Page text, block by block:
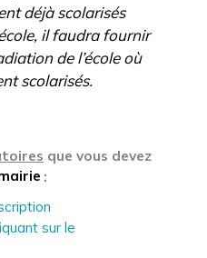
déjà scolarisés
il faudra fournir
de l’école où
scolarisés.
que vous devez
:
sur le